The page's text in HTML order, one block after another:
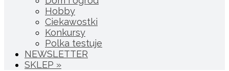
Hobby
Ciekawostki
Konkursy
Polka testuje
NEWSLETTER
SKLEP »